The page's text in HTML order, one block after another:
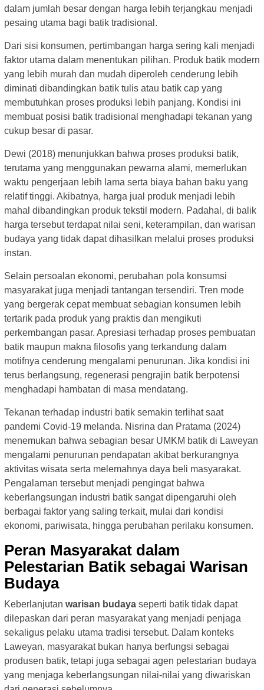
dalam jumlah besar dengan harga lebih terjangkau menjadi
pesaing utama bagi batik tradisional.
Dari sisi konsumen, pertimbangan harga sering kali menjadi
faktor utama dalam menentukan pilihan. Produk batik modern
yang lebih murah dan mudah diperoleh cenderung lebih
diminati dibandingkan batik tulis atau batik cap yang
membutuhkan proses produksi lebih panjang. Kondisi ini
membuat posisi batik tradisional menghadapi tekanan yang
cukup besar di pasar.
Dewi (2018) menunjukkan bahwa proses produksi batik,
terutama yang menggunakan pewarna alami, memerlukan
waktu pengerjaan lebih lama serta biaya bahan baku yang
relatif tinggi. Akibatnya, harga jual produk menjadi lebih
mahal dibandingkan produk tekstil modern. Padahal, di balik
harga tersebut terdapat nilai seni, keterampilan, dan warisan
budaya yang tidak dapat dihasilkan melalui proses produksi
instan.
Selain persoalan ekonomi, perubahan pola konsumsi
masyarakat juga menjadi tantangan tersendiri. Tren mode
yang bergerak cepat membuat sebagian konsumen lebih
tertarik pada produk yang praktis dan mengikuti
perkembangan pasar. Apresiasi terhadap proses pembuatan
batik maupun makna filosofis yang terkandung dalam
motifnya cenderung mengalami penurunan. Jika kondisi ini
terus berlangsung, regenerasi pengrajin batik berpotensi
menghadapi hambatan di masa mendatang.
Tekanan terhadap industri batik semakin terlihat saat
pandemi Covid-19 melanda. Nisrina dan Pratama (2024)
menemukan bahwa sebagian besar UMKM batik di Laweyan
mengalami penurunan pendapatan akibat berkurangnya
aktivitas wisata serta melemahnya daya beli masyarakat.
Pengalaman tersebut menjadi pengingat bahwa
keberlangsungan industri batik sangat dipengaruhi oleh
berbagai faktor yang saling terkait, mulai dari kondisi
ekonomi, pariwisata, hingga perubahan perilaku konsumen.
Peran Masyarakat dalam
Pelestarian Batik sebagai Warisan
Budaya
Keberlanjutan warisan budaya seperti batik tidak dapat
dilepaskan dari peran masyarakat yang menjadi penjaga
sekaligus pelaku utama tradisi tersebut. Dalam konteks
Laweyan, masyarakat bukan hanya berfungsi sebagai
produsen batik, tetapi juga sebagai agen pelestarian budaya
yang menjaga keberlangsungan nilai-nilai yang diwariskan